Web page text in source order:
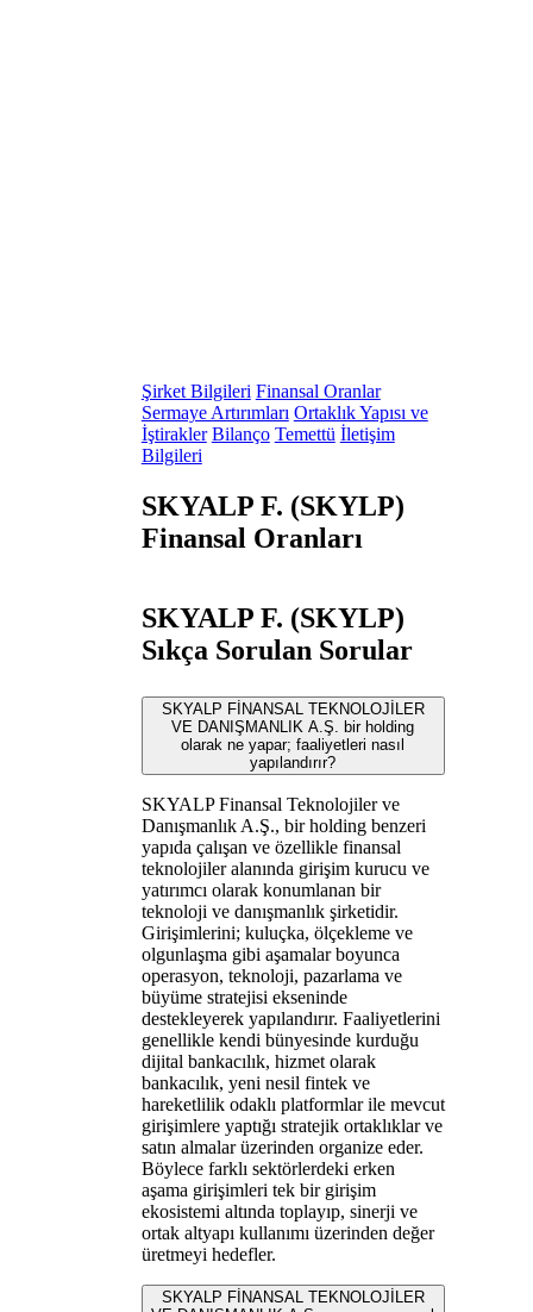
Şirket Bilgileri Finansal Oranlar
Sermaye Artırımları Ortaklık Yapısı ve
İştirakler Bilanço Temettü İletişim
Bilgileri
SKYALP F. (SKYLP)
Finansal Oranları
SKYALP F. (SKYLP)
Sıkça Sorulan Sorular
SKYALP FİNANSAL TEKNOLOJİLER
VE DANIŞMANLIK A.Ş. bir holding
olarak ne yapar; faaliyetleri nasıl
yapılandırır?
SKYALP Finansal Teknolojiler ve
Danışmanlık A.Ş., bir holding benzeri
yapıda çalışan ve özellikle finansal
teknolojiler alanında girişim kurucu ve
yatırımcı olarak konumlanan bir
teknoloji ve danışmanlık şirketidir.
Girişimlerini; kuluçka, ölçekleme ve
olgunlaşma gibi aşamalar boyunca
operasyon, teknoloji, pazarlama ve
büyüme stratejisi ekseninde
destekleyerek yapılandırır. Faaliyetlerini
genellikle kendi bünyesinde kurduğu
dijital bankacılık, hizmet olarak
bankacılık, yeni nesil fintek ve
hareketlilik odaklı platformlar ile mevcut
girişimlere yaptığı stratejik ortaklıklar ve
satın almalar üzerinden organize eder.
Böylece farklı sektörlerdeki erken
aşama girişimleri tek bir girişim
ekosistemi altında toplayıp, sinerji ve
ortak altyapı kullanımı üzerinden değer
üretmeyi hedefler.
SKYALP FİNANSAL TEKNOLOJİLER